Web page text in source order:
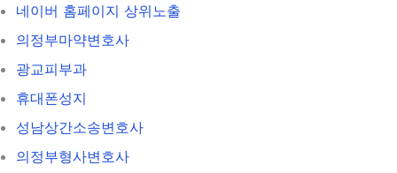
네이버 홈페이지 상위노출
의정부마약변호사
광교피부과
휴대폰성지
성남상간소송변호사
의정부형사변호사